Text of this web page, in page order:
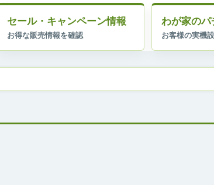
セール・キャンペーン情報 わが家の